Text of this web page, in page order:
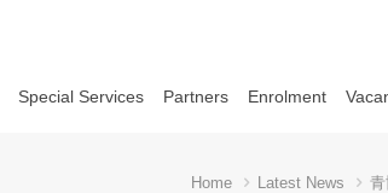
Special Services Partners Enrolment
Home Latest News